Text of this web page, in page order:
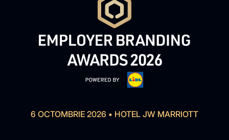
6 OCTOMBRIE 2026 • HOTEL JW MARRIOTT